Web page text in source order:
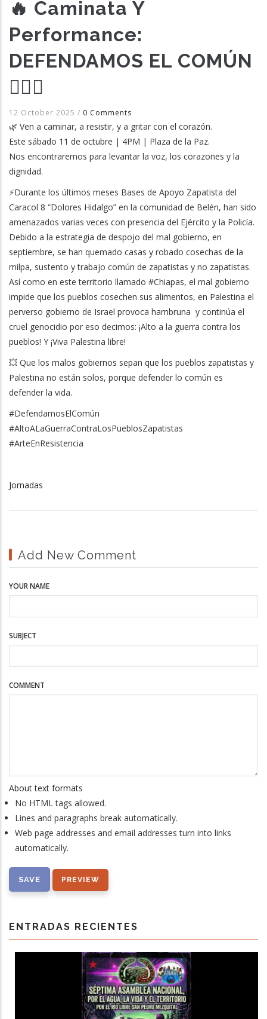
🔥 Caminata Y
Performance:
DEFENDAMOS EL COMÚN
✊🏽🌱
12 October 2025 / 0 Comments
🌿 Ven a caminar, a resistir, y a gritar con el corazón.
Este sábado 11 de octubre | 4PM | Plaza de la Paz.
Nos encontraremos para levantar la voz, los corazones y la
dignidad.
⚡Durante los últimos meses Bases de Apoyo Zapatista del
Caracol 8 “Dolores Hidalgo” en la comunidad de Belén, han sido
amenazados varias veces con presencia del Ejército y la Policía.
Debido a la estrategia de despojo del mal gobierno, en
septiembre, se han quemado casas y robado cosechas de la
milpa, sustento y trabajo común de zapatistas y no zapatistas.
Así como en este territorio llamado #Chiapas, el mal gobierno
impide que los pueblos cosechen sus alimentos, en Palestina el
perverso gobierno de Israel provoca hambruna y continúa el
cruel genocidio por eso decimos: ¡Alto a la guerra contra los
pueblos! Y ¡Viva Palestina libre!
💥 Que los malos gobiernos sepan que los pueblos zapatistas y
Palestina no están solos, porque defender lo común es
defender la vida.
#DefendamosElComún
#AltoALaGuerraContraLosPueblosZapatistas
#ArteEnResistencia
Jornadas
Add New Comment
YOUR NAME
SUBJECT
COMMENT
About text formats
No HTML tags allowed.
Lines and paragraphs break automatically.
Web page addresses and email addresses turn into links
automatically.
ENTRADAS RECIENTES